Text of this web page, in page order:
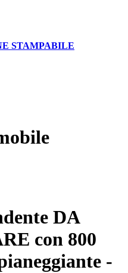
STAMPABILE
DA
con 800
-